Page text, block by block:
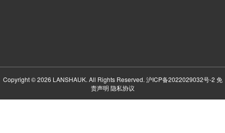
Copyright © 2026 LANSHAUK. All Rights Reserved. 沪ICP备2022029032号-2 免
责声明 隐私协议